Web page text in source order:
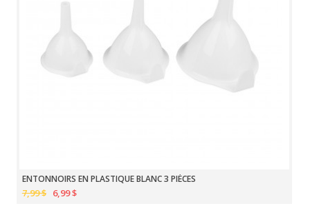
ENTONNOIRS EN PLASTIQUE BLANC 3 PIÈCES
7,99 $ 6,99 $